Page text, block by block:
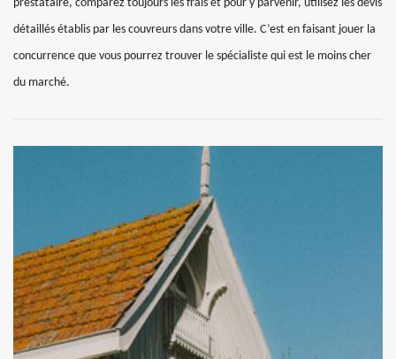
prestataire, comparez toujours les frais et pour y parvenir, utilisez les devis
détaillés établis par les couvreurs dans votre ville. C’est en faisant jouer la
concurrence que vous pourrez trouver le spécialiste qui est le moins cher
du marché.